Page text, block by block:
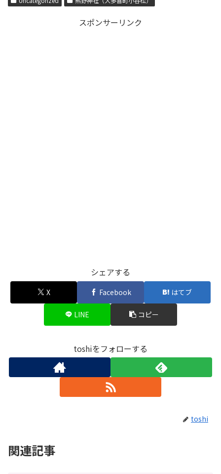
スポンサーリンク
シェアする
X Facebook はてブ
LINE コピー
toshiをフォローする
toshi
関連記事